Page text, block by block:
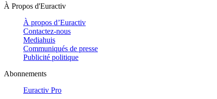
À Propos d'Euractiv
À propos d’Euractiv
Contactez-nous
Mediahuis
Communiqués de presse
Publicité politique
Abonnements
Euractiv Pro